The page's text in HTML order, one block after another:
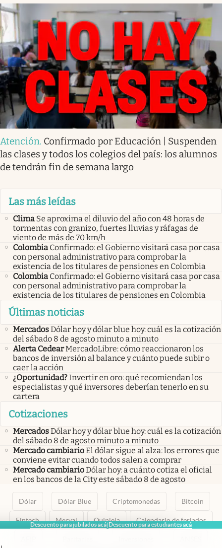
Descuento para jubilados acá|Descuento para estudiantes acá
Atención. Confirmado por Educación | Suspenden
las clases y todos los colegios del país: los alumnos
de tendrán fin de semana largo
Las más leídas
Clima Se aproxima el diluvio del año con 48 horas de
tormentas con granizo, fuertes lluvias y ráfagas de
viento de más de 70 km/h
Colombia Confirmado: el Gobierno visitará casa por casa
con personal administrativo para comprobar la
existencia de los titulares de pensiones en Colombia
Colombia Confirmado: el Gobierno visitará casa por casa
con personal administrativo para comprobar la
existencia de los titulares de pensiones en Colombia
Últimas noticias
MercadosDólar hoy y dólar blue hoy: cuál es la cotización
del sábado 8 de agosto minuto a minuto
Alerta CedearMercadoLibre: cómo reaccionaron los
bancos de inversión al balance y cuánto puede subir o
caer la acción
¿Oportunidad?Invertir en oro: qué recomiendan los
especialistas y qué inversores deberían tenerlo en su
cartera
Cotizaciones
MercadosDólar hoy y dólar blue hoy: cuál es la cotización
del sábado 8 de agosto minuto a minuto
Mercado cambiarioEl dólar sigue al alza: los errores que
conviene evitar cuando todos salen a comprar
Mercado cambiarioDólar hoy: a cuánto cotiza el oficial
en los bancos de la City este sábado 8 de agosto
Dólar Dólar Blue Criptomonedas Bitcoin
Fintech Merval Quiniela Calendario de feriados